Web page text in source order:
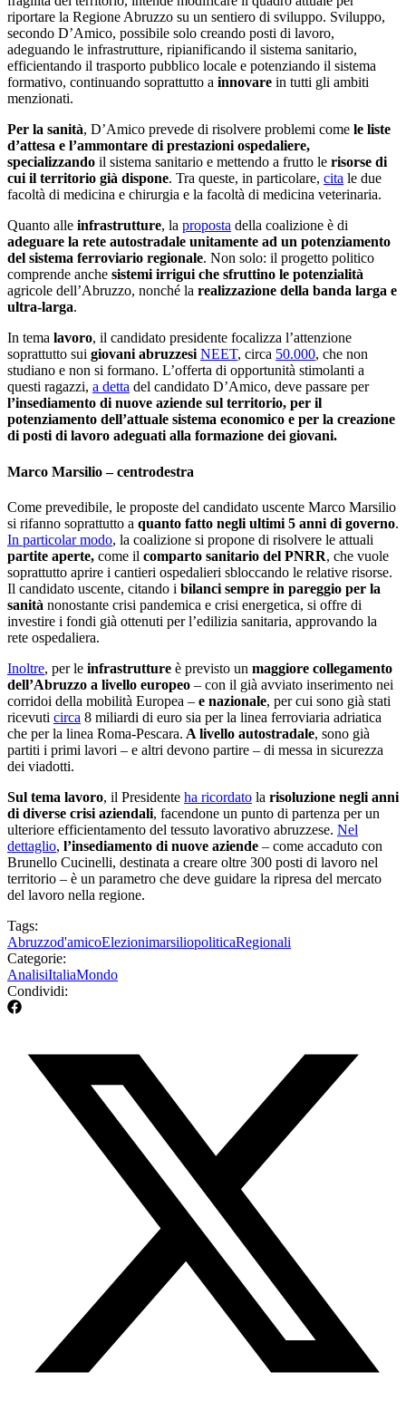
riportare la Regione Abruzzo su un sentiero di sviluppo. Sviluppo,
secondo D’Amico, possibile solo creando posti di lavoro,
adeguando le infrastrutture, ripianificando il sistema sanitario,
efficientando il trasporto pubblico locale e potenziando il sistema
formativo, continuando soprattutto a innovare in tutti gli ambiti
menzionati.
Per la sanità, D’Amico prevede di risolvere problemi come le liste
d’attesa e l’ammontare di prestazioni ospedaliere,
specializzando il sistema sanitario e mettendo a frutto le risorse di
cui il territorio già dispone. Tra queste, in particolare, cita le due
facoltà di medicina e chirurgia e la facoltà di medicina veterinaria.
Quanto alle infrastrutture, la proposta della coalizione è di
adeguare la rete autostradale unitamente ad un potenziamento
del sistema ferroviario regionale. Non solo: il progetto politico
comprende anche sistemi irrigui che sfruttino le potenzialità
agricole dell’Abruzzo, nonché la realizzazione della banda larga e
ultra-larga.
In tema lavoro, il candidato presidente focalizza l’attenzione
soprattutto sui giovani abruzzesi NEET, circa 50.000, che non
studiano e non si formano. L’offerta di opportunità stimolanti a
questi ragazzi, a detta del candidato D’Amico, deve passare per
l’insediamento di nuove aziende sul territorio, per il
potenziamento dell’attuale sistema economico e per la creazione
di posti di lavoro adeguati alla formazione dei giovani.
Marco Marsilio – centrodestra
Come prevedibile, le proposte del candidato uscente Marco Marsilio
si rifanno soprattutto a quanto fatto negli ultimi 5 anni di governo.
In particolar modo, la coalizione si propone di risolvere le attuali
partite aperte, come il comparto sanitario del PNRR, che vuole
soprattutto aprire i cantieri ospedalieri sbloccando le relative risorse.
Il candidato uscente, citando i bilanci sempre in pareggio per la
sanità nonostante crisi pandemica e crisi energetica, si offre di
investire i fondi già ottenuti per l’edilizia sanitaria, approvando la
rete ospedaliera.
Inoltre, per le infrastrutture è previsto un maggiore collegamento
dell’Abruzzo a livello europeo – con il già avviato inserimento nei
corridoi della mobilità Europea – e nazionale, per cui sono già stati
ricevuti circa 8 miliardi di euro sia per la linea ferroviaria adriatica
che per la linea Roma-Pescara. A livello autostradale, sono già
partiti i primi lavori – e altri devono partire – di messa in sicurezza
dei viadotti.
Sul tema lavoro, il Presidente ha ricordato la risoluzione negli anni
di diverse crisi aziendali, facendone un punto di partenza per un
ulteriore efficientamento del tessuto lavorativo abruzzese. Nel
dettaglio, l’insediamento di nuove aziende – come accaduto con
Brunello Cucinelli, destinata a creare oltre 300 posti di lavoro nel
territorio – è un parametro che deve guidare la ripresa del mercato
del lavoro nella regione.
Tags:
Abruzzod'amicoElezionimarsiliopoliticaRegionali
Categorie:
AnalisiItaliaMondo
Condividi: